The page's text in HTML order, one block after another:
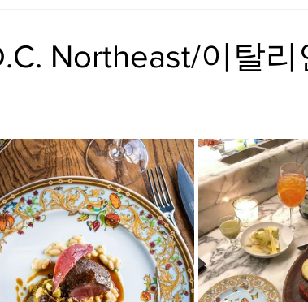
지 Bloomington-맛집/여행지 Boone-맛집/여
지 Brawley-맛집/여행지 Bretton Woods-맛집/
지 Buena Park-맛집/여행지 Calipatria-맛집/
Northeast/이탈리